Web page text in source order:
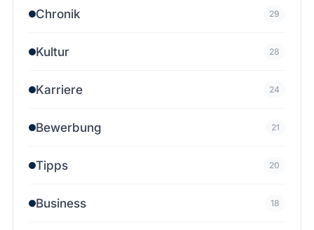
Chronik 29
Kultur 28
Karriere 24
Bewerbung 21
Tipps 20
Business 18